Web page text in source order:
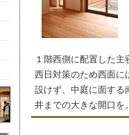
１階西側に配置した主
西日対策のため西面に
設けず、中庭に面する
井までの大きな開口を